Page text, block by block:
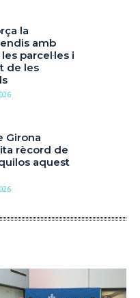
la
amb
parcel·les i
de les
Girona
rècord de
aquest